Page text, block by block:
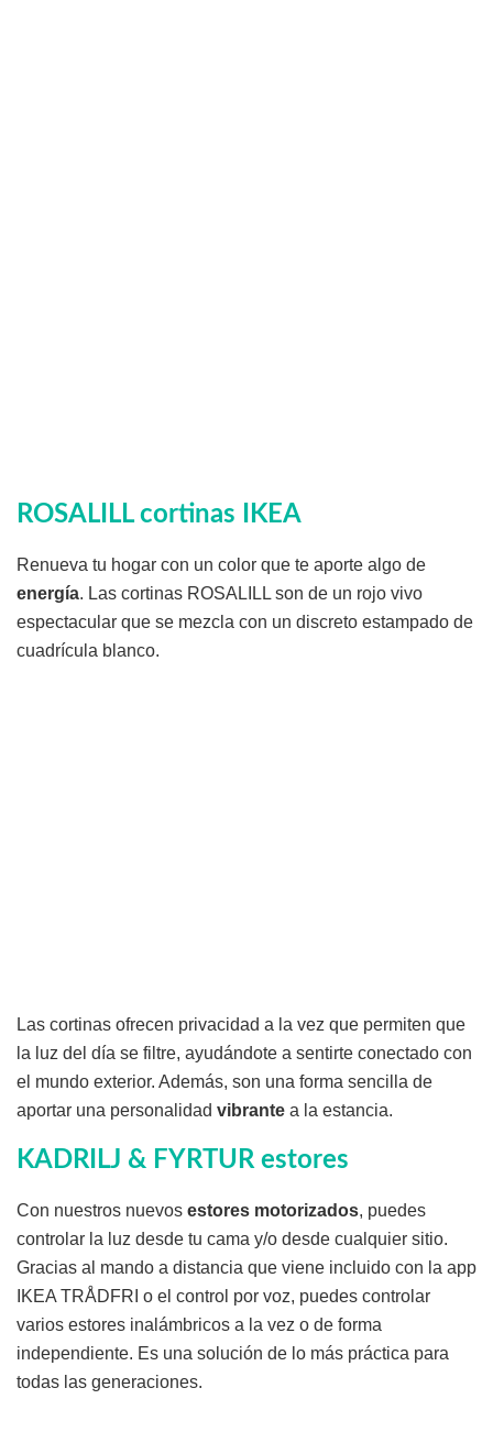
ROSALILL cortinas IKEA
Renueva tu hogar con un color que te aporte algo de
energía. Las cortinas ROSALILL son de un rojo vivo
espectacular que se mezcla con un discreto estampado de
cuadrícula blanco.
Las cortinas ofrecen privacidad a la vez que permiten que
la luz del día se filtre, ayudándote a sentirte conectado con
el mundo exterior. Además, son una forma sencilla de
aportar una personalidad vibrante a la estancia.
KADRILJ & FYRTUR estores
Con nuestros nuevos estores motorizados, puedes
controlar la luz desde tu cama y/o desde cualquier sitio.
Gracias al mando a distancia que viene incluido con la app
IKEA TRÅDFRI o el control por voz, puedes controlar
varios estores inalámbricos a la vez o de forma
independiente. Es una solución de lo más práctica para
todas las generaciones.